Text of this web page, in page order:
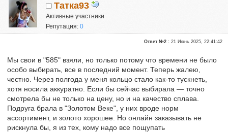
Татка93
Активные участники
Репутация:0
Ответ №2 :21 Июнь 2025, 22:41:42
Мы свои в "585" взяли, но только потому что времени не было
особо выбирать, все в последний момент. Теперь жалею,
честно. Через полгода у меня кольцо стало как-то тускнеть,
хотя носила аккуратно. Если бы сейчас выбирала — точно
смотрела бы не только на цену, но и на качество сплава.
Подруга брала в "Золотом Веке", у них вроде норм
ассортимент, и золото хорошее. Но онлайн заказывать не
рискнула бы, я из тех, кому надо все пощупать